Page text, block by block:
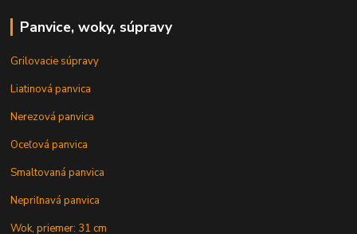
Panvice, woky, súpravy
Grilovacie súpravy
Liatinová panvica
Nerezová panvica
Oceľová panvica
Smaltovaná panvica
Nepriľnavá panvica
Wok, priemer: 31 cm